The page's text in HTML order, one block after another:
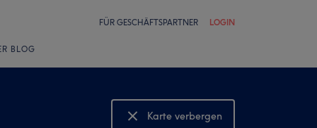
FÜR GESCHÄFTSPARTNER LOGIN
BLOG
Karte verbergen